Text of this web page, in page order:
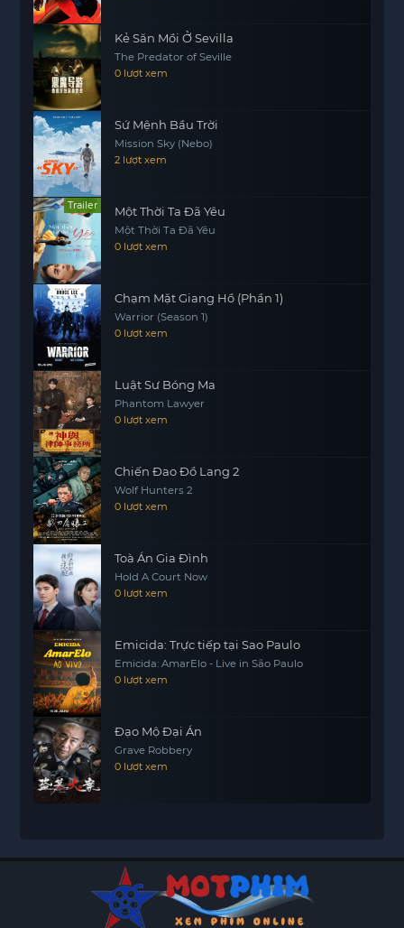
Kẻ Săn Mồi Ở Sevilla
The Predator of Seville
0 lượt xem
Sứ Mệnh Bầu Trời
Mission Sky (Nebo)
2 lượt xem
Trailer Một Thời Ta Đã Yêu
Một Thời Ta Đã Yêu
0 lượt xem
Chạm Mặt Giang Hồ (Phần 1)
Warrior (Season 1)
0 lượt xem
Luật Sư Bóng Ma
Phantom Lawyer
0 lượt xem
Chiến Đao Đồ Lang 2
Wolf Hunters 2
0 lượt xem
Toà Án Gia Đình
Hold A Court Now
0 lượt xem
Emicida: Trực tiếp tại Sao Paulo
Emicida: AmarElo - Live in São Paulo
0 lượt xem
Đạo Mộ Đại Án
Grave Robbery
0 lượt xem